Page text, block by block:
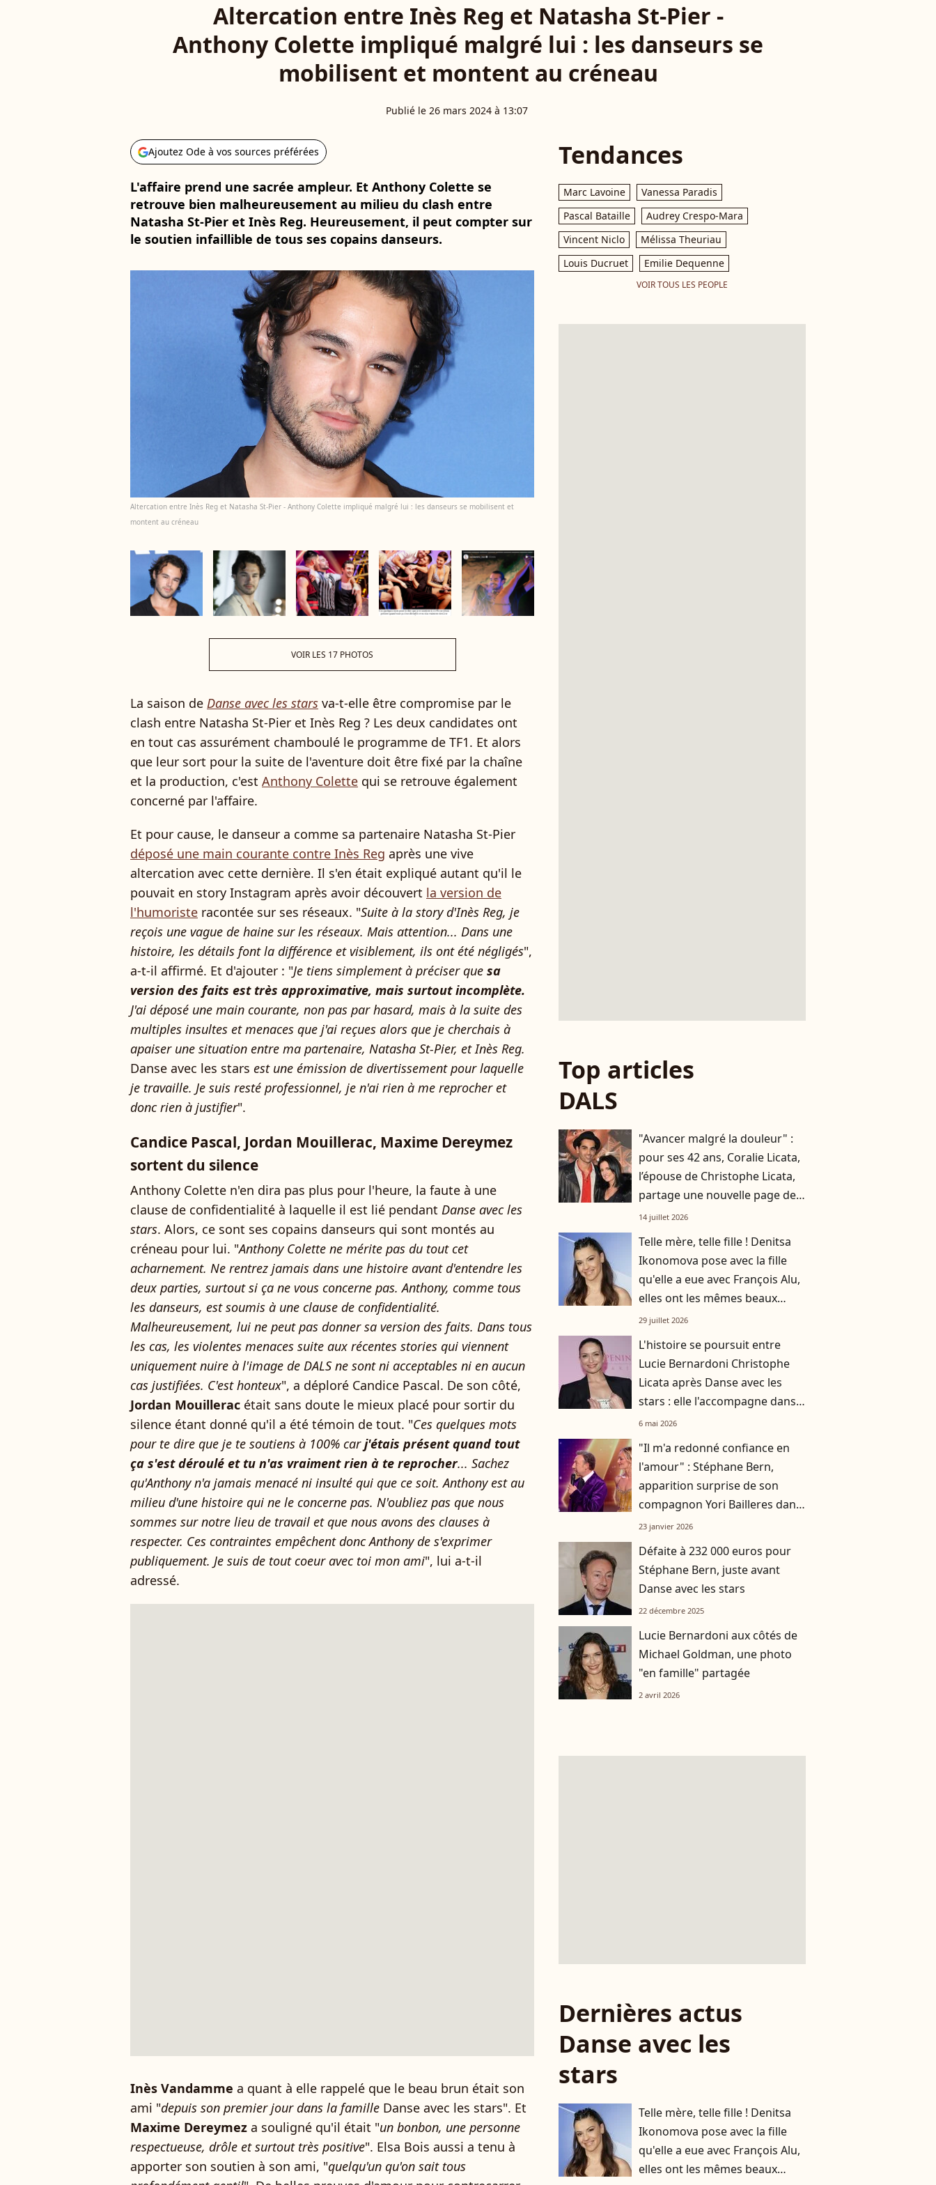
Altercation entre Inès Reg et Natasha St-Pier -
Anthony Colette impliqué malgré lui : les danseurs se
mobilisent et montent au créneau
Publié le 26 mars 2024 à 13:07
Ajoutez Ode à vos sources préférées
L'affaire prend une sacrée ampleur. Et Anthony Colette se
retrouve bien malheureusement au milieu du clash entre
Natasha St-Pier et Inès Reg. Heureusement, il peut compter sur
le soutien infaillible de tous ses copains danseurs.
Altercation entre Inès Reg et Natasha St-Pier - Anthony Colette impliqué malgré lui : les danseurs se mobilisent et
montent au créneau
VOIR LES 17 PHOTOS
La saison de Danse avec les stars va-t-elle être compromise par le
clash entre Natasha St-Pier et Inès Reg ? Les deux candidates ont
en tout cas assurément chamboulé le programme de TF1. Et alors
que leur sort pour la suite de l'aventure doit être fixé par la chaîne
et la production, c'est Anthony Colette qui se retrouve également
concerné par l'affaire.
Et pour cause, le danseur a comme sa partenaire Natasha St-Pier
déposé une main courante contre Inès Reg après une vive
altercation avec cette dernière. Il s'en était expliqué autant qu'il le
pouvait en story Instagram après avoir découvert la version de
l'humoriste racontée sur ses réseaux. "Suite à la story d'Inès Reg, je
reçois une vague de haine sur les réseaux. Mais attention... Dans une
histoire, les détails font la différence et visiblement, ils ont été négligés",
a-t-il affirmé. Et d'ajouter : "Je tiens simplement à préciser que sa
version des faits est très approximative, mais surtout incomplète.
J'ai déposé une main courante, non pas par hasard, mais à la suite des
multiples insultes et menaces que j'ai reçues alors que je cherchais à
apaiser une situation entre ma partenaire, Natasha St-Pier, et Inès Reg.
Danse avec les stars est une émission de divertissement pour laquelle
je travaille. Je suis resté professionnel, je n'ai rien à me reprocher et
donc rien à justifier".
Candice Pascal, Jordan Mouillerac, Maxime Dereymez
sortent du silence
Anthony Colette n'en dira pas plus pour l'heure, la faute à une
clause de confidentialité à laquelle il est lié pendant Danse avec les
stars. Alors, ce sont ses copains danseurs qui sont montés au
créneau pour lui. "Anthony Colette ne mérite pas du tout cet
acharnement. Ne rentrez jamais dans une histoire avant d'entendre les
deux parties, surtout si ça ne vous concerne pas. Anthony, comme tous
les danseurs, est soumis à une clause de confidentialité.
Malheureusement, lui ne peut pas donner sa version des faits. Dans tous
les cas, les violentes menaces suite aux récentes stories qui viennent
uniquement nuire à l'image de DALS ne sont ni acceptables ni en aucun
cas justifiées. C'est honteux", a déploré Candice Pascal. De son côté,
Jordan Mouillerac était sans doute le mieux placé pour sortir du
silence étant donné qu'il a été témoin de tout. "Ces quelques mots
pour te dire que je te soutiens à 100% carj'étais présent quand tout
ça s'est déroulé et tu n'as vraiment rien à te reprocher... Sachez
qu'Anthony n'a jamais menacé ni insulté qui que ce soit. Anthony est au
milieu d'une histoire qui ne le concerne pas. N'oubliez pas que nous
sommes sur notre lieu de travail et que nous avons des clauses à
respecter. Ces contraintes empêchent donc Anthony de s'exprimer
publiquement. Je suis de tout coeur avec toi mon ami", lui a-t-il
adressé.
Inès Vandamme a quant à elle rappelé que le beau brun était son
ami "depuis son premier jour dans la famille Danse avec les stars". Et
Maxime Dereymez a souligné qu'il était "un bonbon, une personne
respectueuse, drôle et surtout très positive". Elsa Bois aussi a tenu à
apporter son soutien à son ami, "quelqu'un qu'on sait tous
Tendances
Marc Lavoine
Vanessa Paradis
Pascal Bataille
Audrey Crespo-Mara
Vincent Niclo
Mélissa Theuriau
Louis Ducruet
Emilie Dequenne
VOIR TOUS LES PEOPLE
Top articles
DALS
"Avancer malgré la douleur" :
pour ses 42 ans, Coralie Licata,
l’épouse de Christophe Licata,
partage une nouvelle page de
son histoire
14 juillet 2026
Telle mère, telle fille ! Denitsa
Ikonomova pose avec la fille
qu'elle a eue avec François Alu,
elles ont les mêmes beaux
cheveux châtains
29 juillet 2026
L'histoire se poursuit entre
Lucie Bernardoni Christophe
Licata après Danse avec les
stars : elle l'accompagne dans
une nouvelle aventure
6 mai 2026
"Il m'a redonné confiance en
l'amour" : Stéphane Bern,
apparition surprise de son
compagnon Yori Bailleres dans
Danse avec les stars
23 janvier 2026
Défaite à 232 000 euros pour
Stéphane Bern, juste avant
Danse avec les stars
22 décembre 2025
Lucie Bernardoni aux côtés de
Michael Goldman, une photo
"en famille" partagée
2 avril 2026
Dernières actus
Danse avec les
stars
Telle mère, telle fille ! Denitsa
Ikonomova pose avec la fille
qu'elle a eue avec François Alu,
elles ont les mêmes beaux